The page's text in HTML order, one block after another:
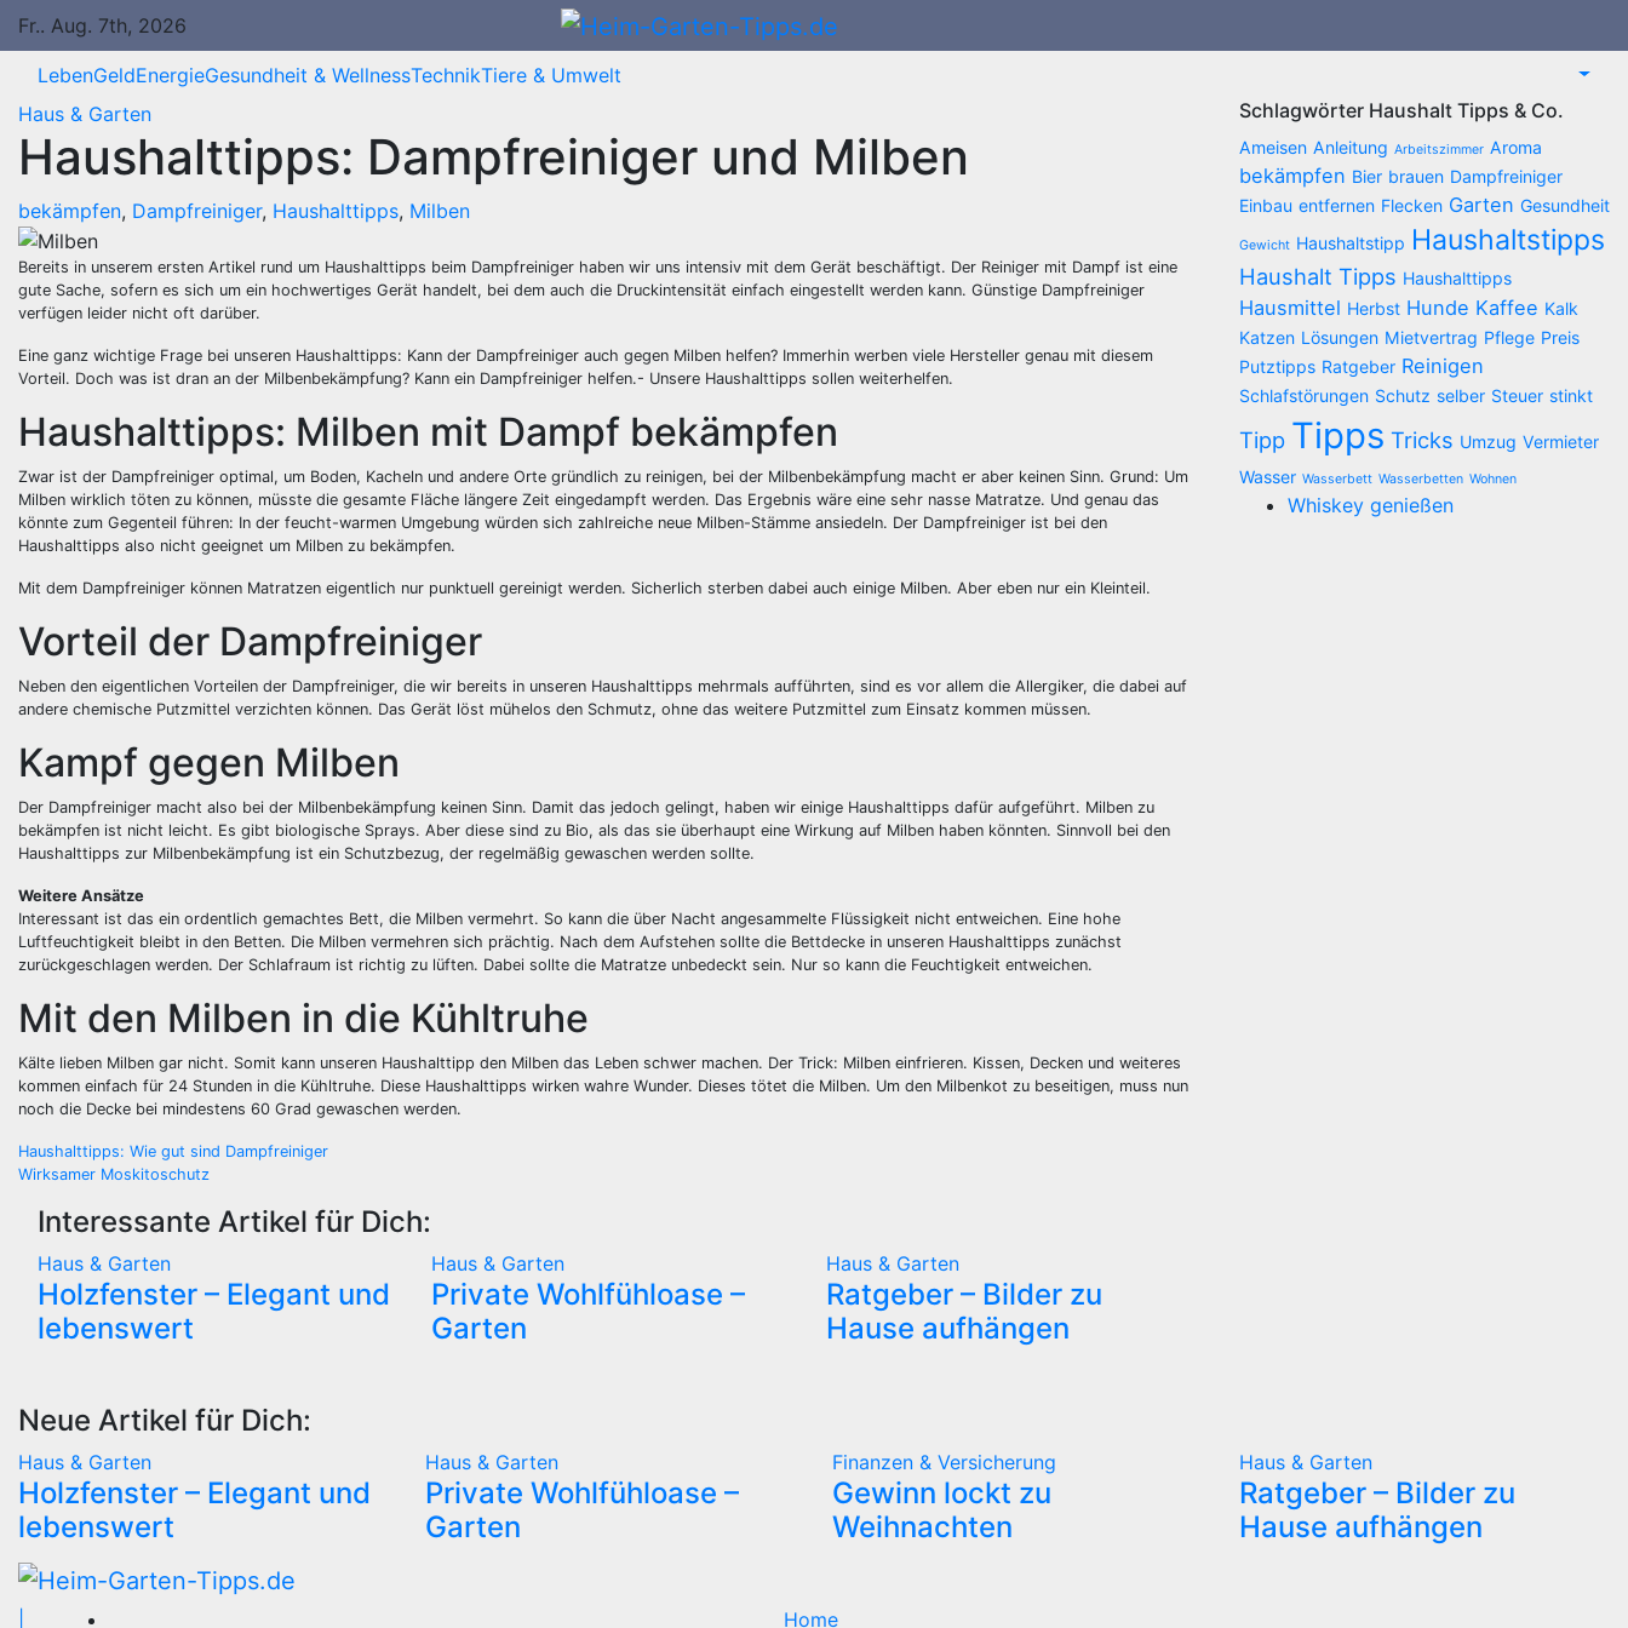
Springe
Inhalt
Fr.. Aug. 7th, 2026
LebenGeldEnergieGesundheit & WellnessTechnikTiere & Umwelt
Haus & Garten
Haushalttipps: Dampfreiniger und Milben
bekämpfen, Dampfreiniger, Haushalttipps, Milben
Bereits in unserem ersten Artikel rund um Haushalttipps beim Dampfreiniger haben wir uns intensiv mit dem Gerät beschäftigt. Der Reiniger mit Dampf ist eine
gute Sache, sofern es sich um ein hochwertiges Gerät handelt, bei dem auch die Druckintensität einfach eingestellt werden kann. Günstige Dampfreiniger
verfügen leider nicht oft darüber.
Eine ganz wichtige Frage bei unseren Haushalttipps: Kann der Dampfreiniger auch gegen Milben helfen? Immerhin werben viele Hersteller genau mit diesem
Vorteil. Doch was ist dran an der Milbenbekämpfung? Kann ein Dampfreiniger helfen.- Unsere Haushalttipps sollen weiterhelfen.
Haushalttipps: Milben mit Dampf bekämpfen
Zwar ist der Dampfreiniger optimal, um Boden, Kacheln und andere Orte gründlich zu reinigen, bei der Milbenbekämpfung macht er aber keinen Sinn. Grund: Um
Milben wirklich töten zu können, müsste die gesamte Fläche längere Zeit eingedampft werden. Das Ergebnis wäre eine sehr nasse Matratze. Und genau das
könnte zum Gegenteil führen: In der feucht-warmen Umgebung würden sich zahlreiche neue Milben-Stämme ansiedeln. Der Dampfreiniger ist bei den
Haushalttipps also nicht geeignet um Milben zu bekämpfen.
Mit dem Dampfreiniger können Matratzen eigentlich nur punktuell gereinigt werden. Sicherlich sterben dabei auch einige Milben. Aber eben nur ein Kleinteil.
Vorteil der Dampfreiniger
Neben den eigentlichen Vorteilen der Dampfreiniger, die wir bereits in unseren Haushalttipps mehrmals aufführten, sind es vor allem die Allergiker, die dabei auf
andere chemische Putzmittel verzichten können. Das Gerät löst mühelos den Schmutz, ohne das weitere Putzmittel zum Einsatz kommen müssen.
Kampf gegen Milben
Der Dampfreiniger macht also bei der Milbenbekämpfung keinen Sinn. Damit das jedoch gelingt, haben wir einige Haushalttipps dafür aufgeführt. Milben zu
bekämpfen ist nicht leicht. Es gibt biologische Sprays. Aber diese sind zu Bio, als das sie überhaupt eine Wirkung auf Milben haben könnten. Sinnvoll bei den
Haushalttipps zur Milbenbekämpfung ist ein Schutzbezug, der regelmäßig gewaschen werden sollte.
Weitere Ansätze
Interessant ist das ein ordentlich gemachtes Bett, die Milben vermehrt. So kann die über Nacht angesammelte Flüssigkeit nicht entweichen. Eine hohe
Luftfeuchtigkeit bleibt in den Betten. Die Milben vermehren sich prächtig. Nach dem Aufstehen sollte die Bettdecke in unseren Haushalttipps zunächst
zurückgeschlagen werden. Der Schlafraum ist richtig zu lüften. Dabei sollte die Matratze unbedeckt sein. Nur so kann die Feuchtigkeit entweichen.
Mit den Milben in die Kühltruhe
Kälte lieben Milben gar nicht. Somit kann unseren Haushalttipp den Milben das Leben schwer machen. Der Trick: Milben einfrieren. Kissen, Decken und weiteres
kommen einfach für 24 Stunden in die Kühltruhe. Diese Haushalttipps wirken wahre Wunder. Dieses tötet die Milben. Um den Milbenkot zu beseitigen, muss nun
noch die Decke bei mindestens 60 Grad gewaschen werden.
Beitragsnavigation
Haushalttipps: Wie gut sind Dampfreiniger
Wirksamer Moskitoschutz
Interessante Artikel für Dich:
Haus & Garten
Holzfenster – Elegant und
lebenswert
Haus & Garten
Private Wohlfühloase –
Garten
Haus & Garten
Ratgeber – Bilder zu
Hause aufhängen
Schlagwörter Haushalt Tipps & Co.
Ameisen Anleitung Arbeitszimmer Aroma
bekämpfen Bier brauen Dampfreiniger
Einbau entfernen Flecken Garten Gesundheit
Gewicht Haushaltstipp Haushaltstipps
Haushalt Tipps Haushalttipps
Hausmittel Herbst Hunde Kaffee Kalk
Katzen Lösungen Mietvertrag Pflege Preis
Putztipps Ratgeber Reinigen
Schlafstörungen Schutz selber Steuer stinkt
Tipp Tipps Tricks Umzug Vermieter
Wasser Wasserbett Wasserbetten Wohnen
Whiskey genießen
Neue Artikel für Dich:
Haus & Garten
Holzfenster – Elegant und
lebenswert
Haus & Garten
Private Wohlfühloase –
Garten
Finanzen & Versicherung
Gewinn lockt zu
Weihnachten
Haus & Garten
Ratgeber – Bilder zu
Hause aufhängen
Home